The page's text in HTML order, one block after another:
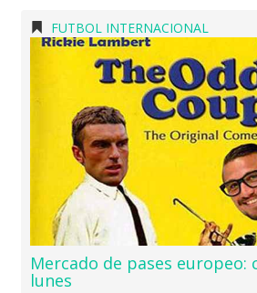
FUTBOL INTERNACIONAL
Mercado de pases europeo:
lunes